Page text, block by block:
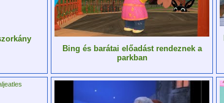
Bing és barátai előadást rendeznek a
parkban